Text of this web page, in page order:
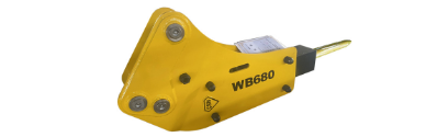
деталей ходовой части
экскаватора SK450 CAT
365BL SK50 SK390D SK600